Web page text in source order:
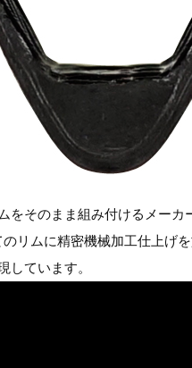
をそのまま組み付けるメーカ
のリムに精密機械加工仕上げ
しています。